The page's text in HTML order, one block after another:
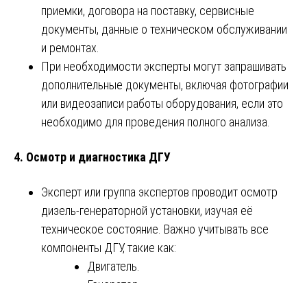
приемки, договора на поставку, сервисные
документы, данные о техническом обслуживании
и ремонтах.
При необходимости эксперты могут запрашивать
дополнительные документы, включая фотографии
или видеозаписи работы оборудования, если это
необходимо для проведения полного анализа.
4. Осмотр и диагностика ДГУ
Эксперт или группа экспертов проводит осмотр
дизель-генераторной установки, изучая её
техническое состояние. Важно учитывать все
компоненты ДГУ, такие как:
Двигатель.